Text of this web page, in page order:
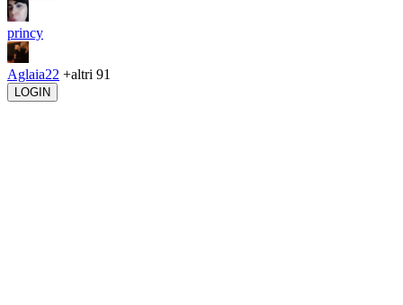
princy
Aglaia22 +altri 91
LOGIN